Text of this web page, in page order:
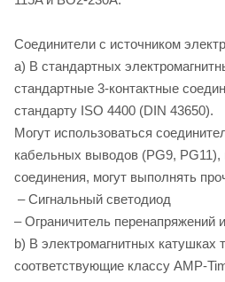
Соединители с источником
a) В стандартных
стандартные 3-контактные
стандарту ISO 4400 (DIN 43650).
Могут использоваться
кабельных выводов (PG9,
соединения, могут выполнять
– Сигнальный светодиод
– Ограничитель перенапряжений
b) В электромагнитных катушках
соответствующие классу AMP-